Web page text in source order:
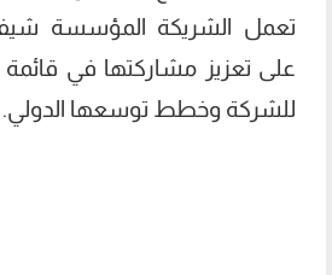
تعمل الشريكة المؤسسة
على تعزيز مشاركتها في قائمة
للشركة وخطط توسعها الدولي.